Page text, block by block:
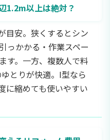
1.2m以上は絶対？
目安。狭くするとシン
っかかる・作業スペー
す。一方、複数人で料
とりが快適。I型なら
に縮めても使いやすい